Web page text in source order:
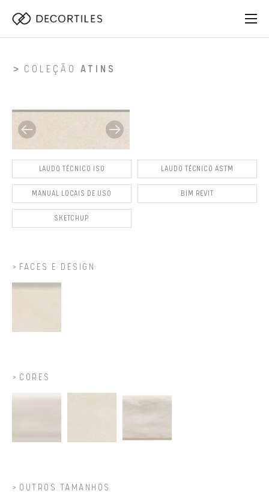
COLEÇÃO ATINS
LAUDO TÉCNICO ISO LAUDO TÉCNICO ASTM
MANUAL LOCAIS DE USO BIM REVIT
SKETCHUP
FACES E DESIGN
CORES
OUTROS TAMANHOS